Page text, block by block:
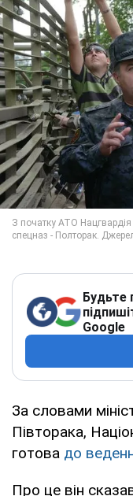
Будьте
Google
За словами
Півторака,
готова до
Про це він